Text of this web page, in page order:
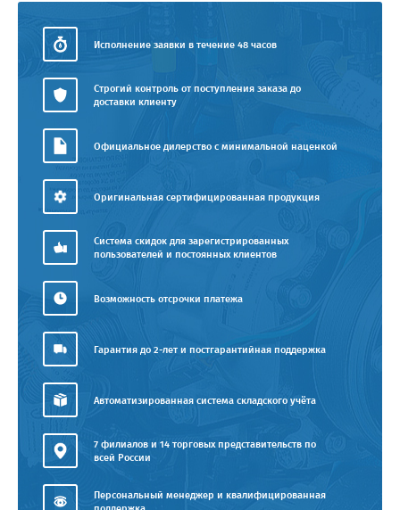
Исполнение заявки в течение 48 часов
Строгий контроль от поступления заказа до
доставки клиенту
Официальное дилерство с минимальной наценкой
Оригинальная сертифицированная продукция
Система скидок для зарегистрированных
пользователей и постоянных клиентов
Возможность отсрочки платежа
Гарантия до 2-лет и постгарантийная поддержка
Автоматизированная система складского учёта
7 филиалов и 14 торговых представительств по
всей России
Персональный менеджер и квалифицированная